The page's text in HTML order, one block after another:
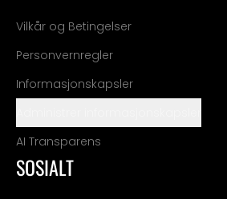
Vilkår og Betingelser
Personvernregler
Informasjonskapsler
AI Transparens
SOSIALT